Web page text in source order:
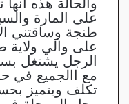
والحالة هذه
على المارة
طنجة وساقتني
على والي
الرجل يشتغل
مع االجميع في
تكلف ويتميز